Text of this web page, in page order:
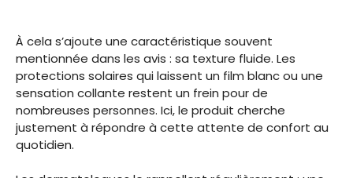
À cela s’ajoute une caractéristique souvent
mentionnée dans les avis : sa texture fluide. Les
protections solaires qui laissent un film blanc ou une
sensation collante restent un frein pour de
nombreuses personnes. Ici, le produit cherche
justement à répondre à cette attente de confort au
quotidien.